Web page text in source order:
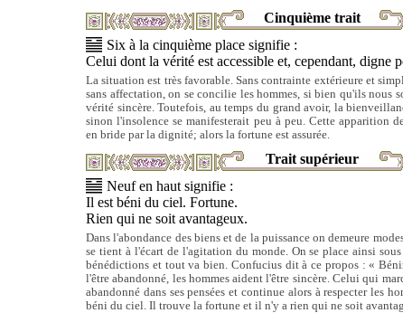
Cinquième trait
Six à la cinquième place signifie :
Celui dont la vérité est accessible et, cependant, digne
La situation est très favorable. Sans contrainte extérieure et
sans affectation, on se concilie les hommes, si bien qu'ils nous
vérité sincère. Toutefois, au temps du grand avoir, la
sinon l'insolence se manifesterait peu à peu. Cette apparition
en bride par la dignité; alors la fortune est assurée.
Trait supérieur
Neuf en haut signifie :
Il est béni du ciel. Fortune.
Rien qui ne soit avantageux.
Dans l'abondance des biens et de la puissance on demeure
se tient à l'écart de l'agitation du monde. On se place ainsi
bénédictions et tout va bien. Confucius dit à ce propos : «
l'être abandonné, les hommes aident l'être sincère. Celui qui
abandonné dans ses pensées et continue alors à respecter les
béni du ciel. Il trouve la fortune et il n'y a rien qui ne soit